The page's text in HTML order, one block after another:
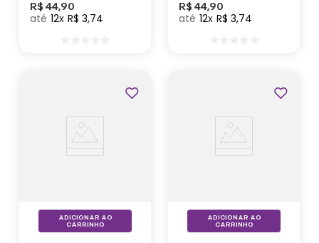
Divertidamente
R$ 44,90
12 R$ 3,74
R$ 44,90
12 R$ 3,74
ADICIONAR AO
CARRINHO
ADICIONAR AO
CARRINHO